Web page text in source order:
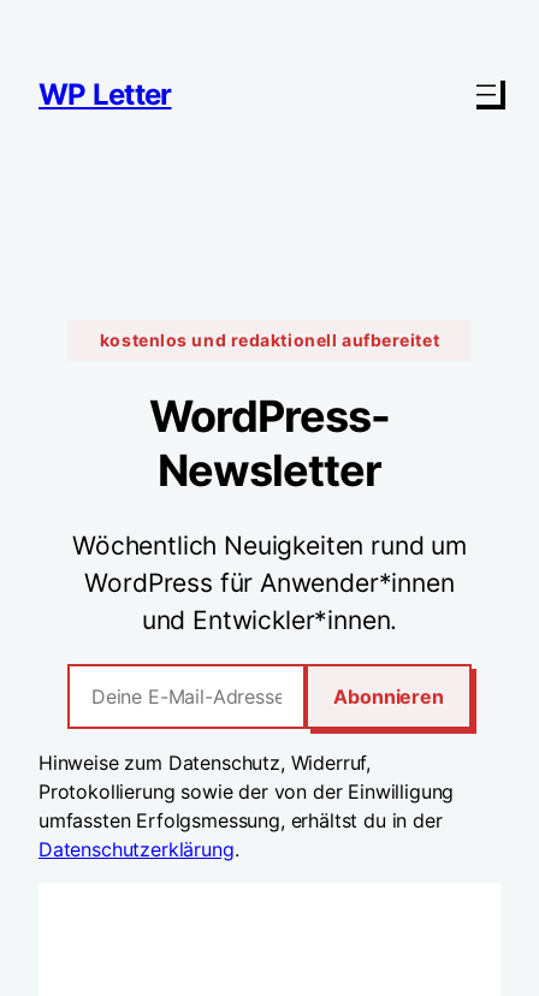
springen
WP Letter
kostenlos und redaktionell aufbereitet
WordPress-
Newsletter
Wöchentlich Neuigkeiten rund um
WordPress für Anwender*innen
und Entwickler*innen.
Hinweise zum Datenschutz, Widerruf,
Protokollierung sowie der von der Einwilligung
umfassten Erfolgsmessung, erhältst du in der
Datenschutzerklärung.